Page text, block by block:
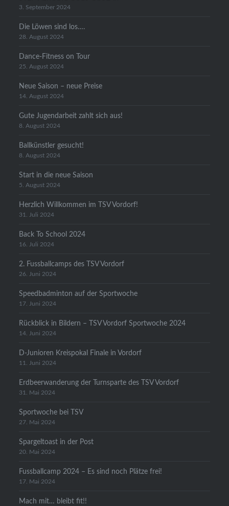
3. September 2024
Die Löwen sind los….
28. August 2024
Dance-Fitness on Tour
25. August 2024
Neue Saison – neue Preise
14. August 2024
Gute Jugendarbeit zahlt sich aus!
8. August 2024
Ballkünstler gesucht!
8. August 2024
Start in die neue Saison
5. August 2024
Herzlich Willkommen im TSV Vordorf!
31. Juli 2024
Back To School 2024
16. Juli 2024
2. Fussballcamps des TSV Vordorf
26. Juni 2024
Speedbadminton auf der Sportwoche
17. Juni 2024
Rückblick in Bildern – TSV Vordorf Sportwoche 2024
14. Juni 2024
D-Junioren Kreispokal Finale in Vordorf
11. Juni 2024
Erdbeerwanderung der Turnsparte des TSV Vordorf
31. Mai 2024
Sportwoche bei TSV
27. Mai 2024
Spargeltoast in der Post
20. Mai 2024
Fussballcamp 2024 – Es sind noch Plätze frei!
17. Mai 2024
Mach mit… bleibt fit!!